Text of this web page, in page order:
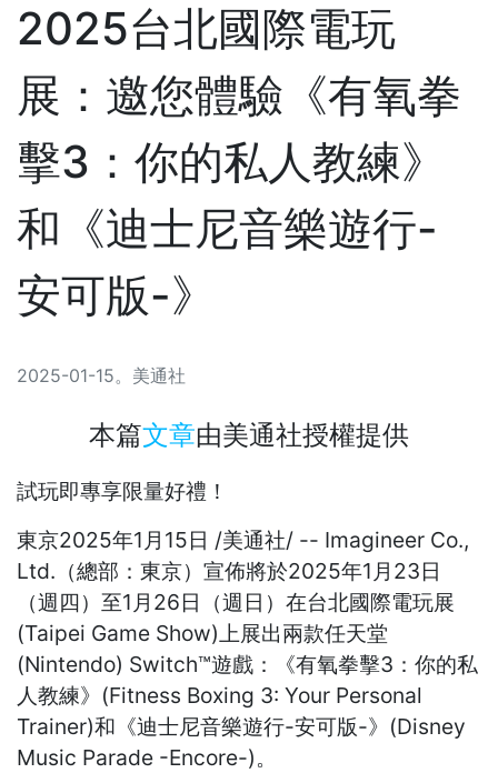
2025台北國際電玩
展：邀您體驗《有氧拳
擊3：你的私人教練》
和《迪士尼音樂遊行-
安可版-》
2025-01-15。 美通社
本篇文章由美通社授權提供
試玩即專享限量好禮！
東京2025年1月15日 /美通社/ -- Imagineer Co.,
Ltd.（總部：東京）宣佈將於2025年1月23日
（週四）至1月26日（週日）在台北國際電玩展
(Taipei Game Show)上展出兩款任天堂
(Nintendo) Switch™遊戲：《有氧拳擊3：你的私
人教練》(Fitness Boxing 3: Your Personal
Trainer)和《迪士尼音樂遊行-安可版-》(Disney
Music Parade -Encore-)。